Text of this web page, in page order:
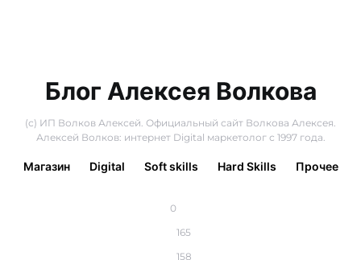
Блог Алексея Волкова
(с) ИП Волков Алексей. Официальный сайт Волкова Алексея.
Алексей Волков: интернет Digital маркетолог с 1997 года.
0
165
158
Магазин Digital Soft skills Hard Skills Прочее